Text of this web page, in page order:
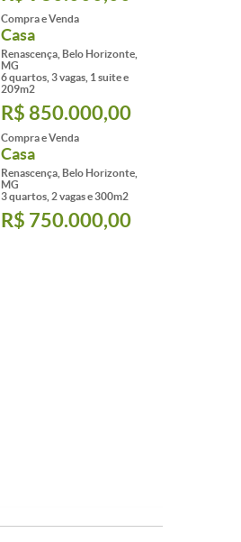
Compra e Venda
Casa
Renascença, Belo Horizonte,
MG
6 quartos, 3 vagas, 1 suite e
209m2
R$ 850.000,00
Compra e Venda
Casa
Renascença, Belo Horizonte,
MG
3 quartos, 2 vagas e 300m2
R$ 750.000,00